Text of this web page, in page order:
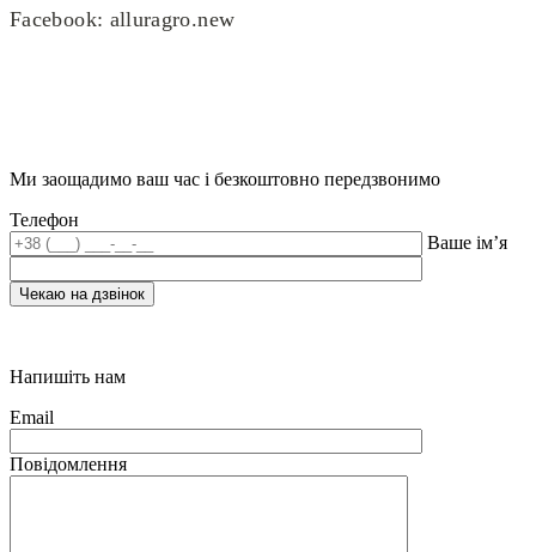
Facebook: alluragro.new
Ми заощадимо ваш час і безкоштовно передзвонимо
Телефон
Ваше ім’я
Напишіть нам
Email
Повідомлення